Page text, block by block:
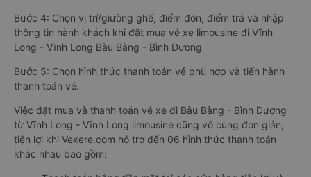
Bước 4: Chọn vị trí/giường ghế, điểm đón, điểm trả và nhập
thông tin hành khách khi đặt mua vé xe limousine đi Vĩnh
Long - Vĩnh Long Bàu Bàng - Bình Dương
Bước 5: Chọn hình thức thanh toán vé phù hợp và tiến hành
thanh toán vé.
Việc đặt mua và thanh toán vé xe đi Bàu Bàng - Bình Dương
từ Vĩnh Long - Vĩnh Long limousine cũng vô cùng đơn giản,
tiện lợi khi Vexere.com hỗ trợ đến 06 hình thức thanh toán
khác nhau bao gồm: